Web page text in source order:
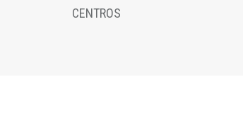
CENTROS